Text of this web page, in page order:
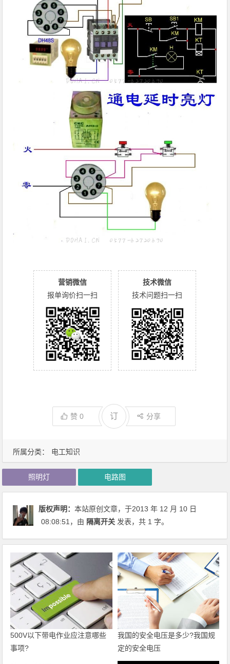
所属分类： 电工知识
营销微信
报单询价扫一扫
技术微信
技术问题扫一扫
赞0 订 分享
照明灯 电路图
版权声明：本站原创文章，于2013 年 12 月 10 日
08:08:51 ，由 隔离开关 发表，共 1 字。
500V以下带电作业应注意哪些
事项?
我国的安全电压是多少?我国规
定的安全电压